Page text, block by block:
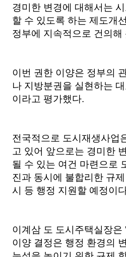
경미한 변경에 대해서는
할 수 있도록 하는 제도개
정부에 지속적으로 건의해
이번 권한 이양은 정부의
나 지방분권을 실현하는
이라고 평가했다.
전국적으로 도시재생사업
고 있어 앞으로는 경미한
될 수 있는 여건 마련으로
진과 동시에 불합리한 규
시 등 행정 지원할 예정이
이계삼 도 도시주택실장
이양 결정은 행정 환경의